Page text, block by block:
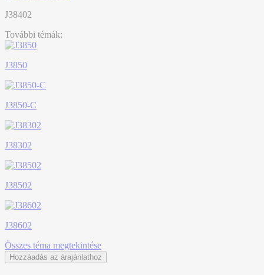
J38402
További témák:
J3850
J3850-C
J38302
J38502
J38602
Összes téma megtekintése
Hozzáadás az árajánlathoz